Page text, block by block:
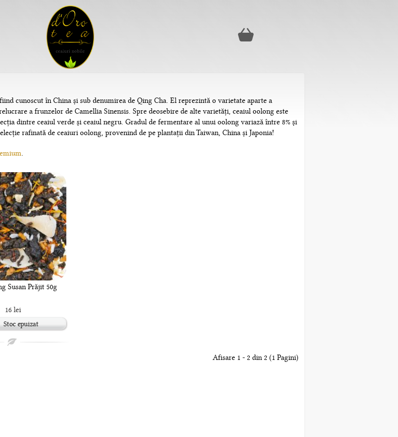
cunoscut în China și sub denumirea de Qing Cha. El reprezintă o varietate aparte a
a frunzelor de Camellia Sinensis. Spre deosebire de alte varietăți, ceaiul oolong este
dintre ceaiul verde și ceaiul negru. Gradul de fermentare al unui oolong variază între 8% și
rafinată de ceaiuri oolong, provenind de pe plantații din Taiwan, China și Japonia!
.
Susan Prăjit 50g
16 lei
Stoc epuizat
Afisare 1 - 2 din 2 (1 Pagini)